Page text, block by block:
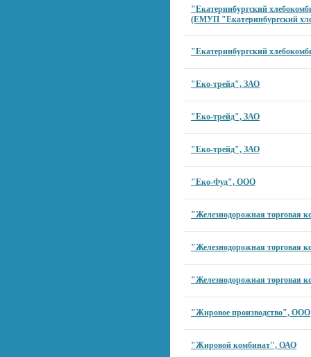
"Екатеринбургский
(ЕМУП "Екатеринбургский
"Екатеринбургский
"Еко-трейд", ЗАО
"Еко-трейд", ЗАО
"Еко-трейд", ЗАО
"Еко-Фуд", ООО
"Железнодорожная торговая
"Железнодорожная торговая
"Железнодорожная торговая
"Жировое производство", ООО
"Жировой комбинат", ОАО